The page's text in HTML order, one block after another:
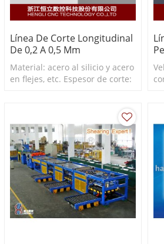
Línea De Corte Longitudinal
De 0,2 A 0,5 Mm
Material: acero al silicio y acero
en flejes, etc. Espesor de corte: